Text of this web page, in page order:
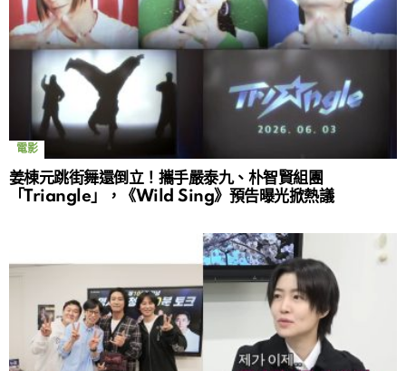
電影
姜棟元跳街舞還倒立！攜手嚴泰九、朴智賢組團
「Triangle」，《Wild Sing》預告曝光掀熱議